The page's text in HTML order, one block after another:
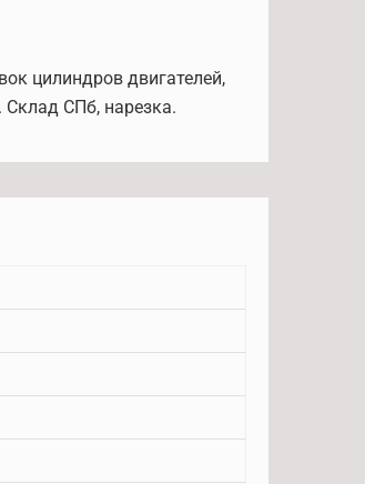
цилиндров двигателей,
Склад СПб, нарезка.